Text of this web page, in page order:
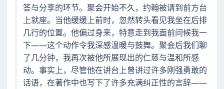
答与分享的环节。聚会开始不久，约翰被请到前方台
上就座。当他缓缓上前时，忽然转头看见我坐在后排
几行的位置。他偏过身来，特意走到我面前问候我一
下——这个动作令我深感温暖与鼓舞。聚会后我们聊
了几分钟，我再次被他所展现出的仁慈与温和所感
动。事实上，尽管他在讲台上曾讲过许多刚强勇敢的
话语，在著作中也写下了许多充满纠正性的言辞——